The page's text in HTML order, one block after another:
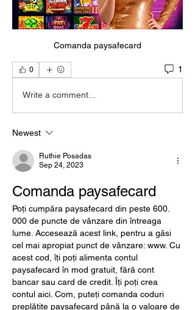
Comanda paysafecard
0 1
Write a comment...
Newest
Ruthie Posadas
Sep 24, 2023
Comanda paysafecard
Poți cumpăra paysafecard din peste 600.
000 de puncte de vânzare din întreaga
lume. Accesează acest link, pentru a găsi
cel mai apropiat punct de vânzare: www. Cu
acest cod, îți poți alimenta contul
paysafecard în mod gratuit, fără cont
bancar sau card de credit. Îți poți crea
contul aici. Com, puteți comanda coduri
preplătite paysafecard până la o valoare de